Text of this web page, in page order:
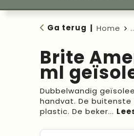
Ga terug Home
Brite
ml
Dubbelwandig
handvat. De
plastic. De beker...